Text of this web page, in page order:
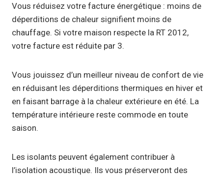
Vous réduisez votre facture énergétique : moins de
déperditions de chaleur signifient moins de
chauffage. Si votre maison respecte la RT 2012,
votre facture est réduite par 3.
Vous jouissez d’un meilleur niveau de confort de vie
en réduisant les déperditions thermiques en hiver et
en faisant barrage à la chaleur extérieure en été. La
température intérieure reste commode en toute
saison.
Les isolants peuvent également contribuer à
l’isolation acoustique. Ils vous préserveront des